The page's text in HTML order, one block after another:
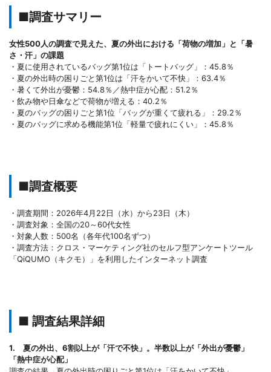
■調査サマリー
女性500人の調査で見えた、夏の外出における「荷物の増加」と「暑
さ・汗」の課題
・夏に使用されているバッグ第1位は「トートバッグ」：45.8％
・夏の外出時の困りごと第1位は「汗をかいて不快」：63.4％
・暑くて外出が憂鬱：54.8％／熱中症が心配：51.2％
・飲み物や日傘などで荷物が増える：40.2％
・夏のバッグの困りごと第1位「バッグが重くて疲れる」：29.2％
・夏のバッグに求める機能第1位「軽量で疲れにくい」：45.8％
■調査概要
・調査期間：2026年4月22日（水）から23日（木）
・調査対象：全国の20～60代女性
・対象人数：500名（各年代100名ずつ）
・調査方法：クロス・マーケティング社のセルフ型アンケートツール
「QiQUMO（キクモ）」を利用したインターネット調査
■ 調査結果詳細
1. 夏の外出、6割以上が「汗で不快」。半数以上が「外出が憂鬱」
「熱中症が心配」